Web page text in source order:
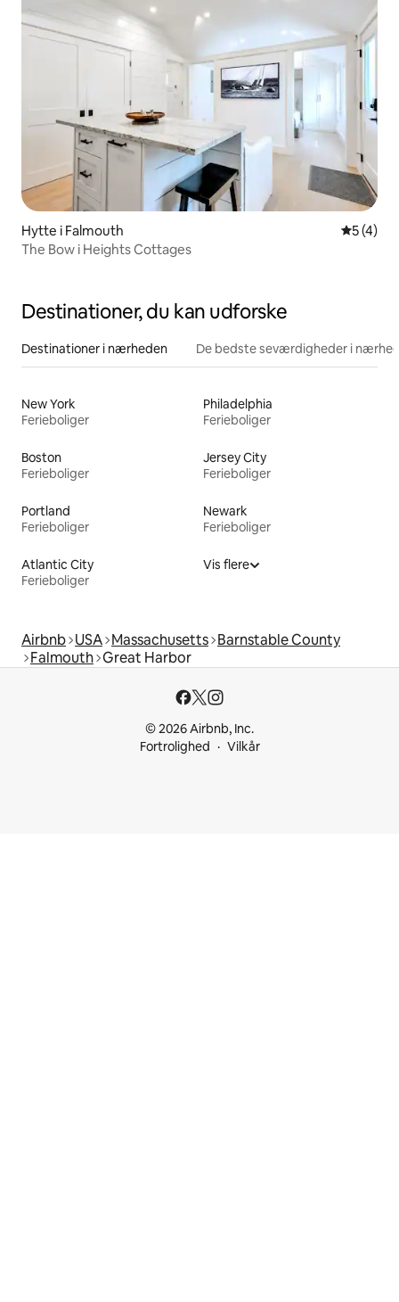
Hytte i Falmouth 5 ud af 5
5 (4)
The Bow i Heights Cottages
Destinationer, du kan udforske
Destinationer i nærheden De bedste seværdigheder i
New York
Ferieboliger
Philadelphia
Ferieboliger
Boston
Ferieboliger
Jersey City
Ferieboliger
Portland
Ferieboliger
Newark
Ferieboliger
Atlantic City
Ferieboliger
Vis flere
Airbnb USA Massachusetts Barnstable County
Falmouth Great Harbor
© 2026 Airbnb, Inc.
Fortrolighed
Vilkår